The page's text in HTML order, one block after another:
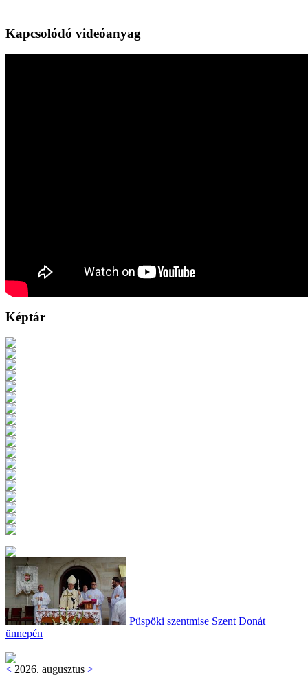
Kapcsolódó videóanyag
Képtár
Püspöki szentmise Szent Donát
ünnepén
< 2026. augusztus >